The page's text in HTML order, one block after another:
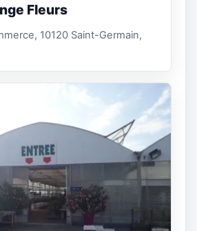
Fleurs
10120 Saint-Germain,